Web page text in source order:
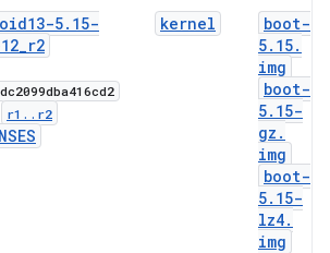
5. 15-
_r2
r1 . . r2
kernel
boot-
5. 15.
img
boot-
5. 15-
gz .
img
boot-
5. 15-
lz4.
img